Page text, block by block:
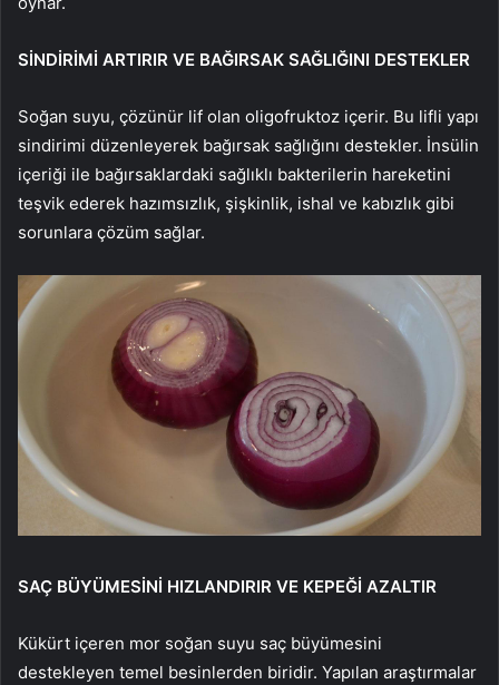
SİNDİRİMİ ARTIRIR VE BAĞIRSAK SAĞLIĞINI DESTEKLER
Soğan suyu, çözünür lif olan oligofruktoz içerir. Bu lifli yapı
sindirimi düzenleyerek bağırsak sağlığını destekler. İnsülin
içeriği ile bağırsaklardaki sağlıklı bakterilerin hareketini
teşvik ederek hazımsızlık, şişkinlik, ishal ve kabızlık gibi
sorunlara çözüm sağlar.
SAÇ BÜYÜMESİNİ HIZLANDIRIR VE KEPEĞİ AZALTIR
Kükürt içeren mor soğan suyu saç büyümesini
destekleyen temel besinlerden biridir. Yapılan araştırmalar